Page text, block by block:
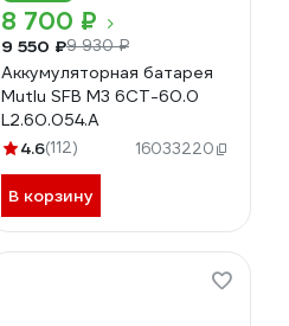
8 700 ₽
9 550 ₽9 930 ₽
Аккумуляторная батарея
Mutlu SFB M3 6СТ-60.0
L2.60.054.A
4.6(112) 16033220
В корзину